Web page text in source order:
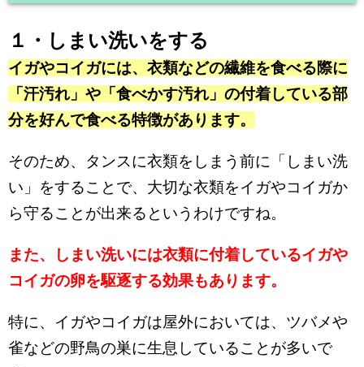
１・しまい洗いをする
イガやコイガには、衣類などの繊維を食べる際に
「汗汚れ」や「食べかす汚れ」の付着している部
分を好んで食べる特徴があります。
そのため、タンスに衣類をしまう前に「しまい洗
い」をすることで、大切な衣類をイガやコイガか
ら守ることが出来るというわけですね。
また、しまい洗いには衣類に付着しているイガや
コイガの卵を駆逐する効果もあります。
特に、イガやコイガは屋外においては、ツバメや
雀などの野鳥の巣に生息していることが多いで